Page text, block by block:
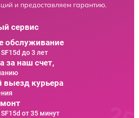
и предоставляем гарантию.
сервис
обслуживание
до 3 лет
за наш счет,
выезд курьера
от 35 минут